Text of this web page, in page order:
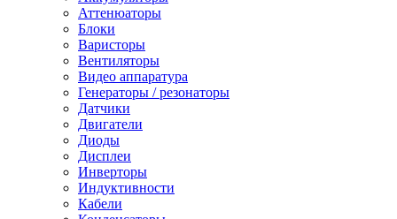
Аттенюаторы
Блоки
Варисторы
Вентиляторы
Видео аппаратура
Генераторы / резонаторы
Датчики
Двигатели
Диоды
Дисплеи
Инверторы
Индуктивности
Кабели